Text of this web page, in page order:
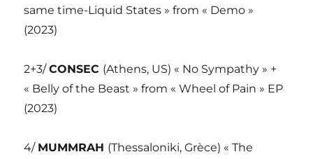
same time-Liquid States » from « Demo »
(2023)
2+3/CONSEC (Athens, US) « No Sympathy » +
« Belly of the Beast » from « Wheel of Pain » EP
(2023)
4/ MUMMRAH (Thessaloniki, Grèce) « The